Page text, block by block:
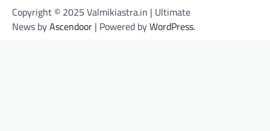
Copyright © 2025 Valmikiastra.in | Ultimate
News byAscendoor | Powered byWordPress.